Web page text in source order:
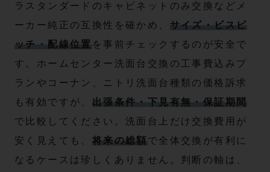
ラスタンダードのキャビネットのみ交換などメ
ーカー純正の互換性を確かめ、 サイズ・ビスピ
ッチ・配線位置 を事前チェックするのが安全で
す。ホームセンター洗面台交換の工事費込みプ
ランやコーナン、ニトリ洗面台種類の価格訴求
も有効ですが、 出張条件・下見有無・保証期間
で比較してください。洗面台上だけ交換費用が
安く見えても、 将来の総額 で全体交換が有利に
なるケースは珍しくありません。判断の軸は、